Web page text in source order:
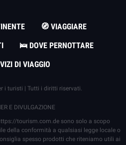
🧭 VIAGGIARE
🛌 DOVE PERNOTTARE
DI VIAGGIO
i turisti | Tutti i diritti riservati.
E DIVULGAZIONE
tourism.com.desono solo a scopo
della conformità a qualsiasi legge locale o
spesso prodotti che riteniamo utili ai